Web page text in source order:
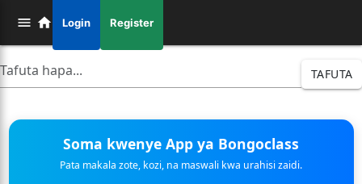
Login Register
TAFUTA
Soma kwenye App ya Bongoclass
Pata makala zote, kozi, na maswali kwa urahisi zaidi.